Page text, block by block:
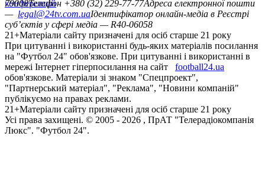
конференцій
79008Телефон +380 (32) 229-77-77Адреса електронної пошти
— legal@24tv.com.uaІдентифікатор онлайн-медіа в Реєстрі
суб’єктів у сфері медіа — R40-06058
21+Матеріали сайту призначені для осіб старше 21 року
При цитуванні і використанні будь-яких матеріалів посилання
на "Футбол 24" обов'язкове. При цитуванні і використанні в
мережі Інтернет гіперпосилання на сайт
football24.ua
обов'язкове. Матеріали зі знаком "Спецпроект",
"Партнерський матеріал", "Реклама", "Новини компаній"
публікуємо на правах реклами.
21+Матеріали сайту призначені для осіб старше 21 року
Усi права захищенi. © 2005 - 2026 , ПрАТ "Телерадіокомпанія
Люкс". "Футбол 24".